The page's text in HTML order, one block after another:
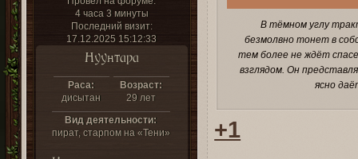
4 часа 3 минуты
Последний визит:
17.12.2025 15:12:33
Нуунтара
Раса:
дисытан
Возраст:
29 лет
Вид деятельности:
пират, старпом на «Тени»
В тёмном углу
безмолвно тонет в
тем более не ждёт
взглядом. Он
ясно
+1